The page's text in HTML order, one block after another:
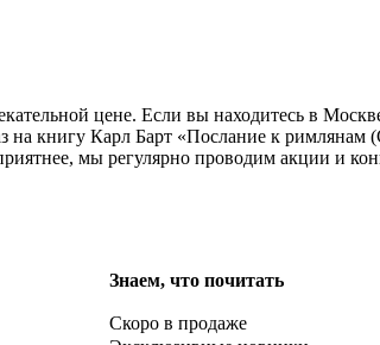
цене. Если вы находитесь в
книгу Карл Барт «Послание к римлянам
мы регулярно проводим акции и
Знаем, что почитать
Скоро в продаже